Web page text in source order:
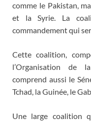
comme le Pakistan,
et la Syrie. La
commandement qui
Cette coalition,
l’Organisation de
comprend aussi le
Tchad, la Guinée, le
Une large coalition